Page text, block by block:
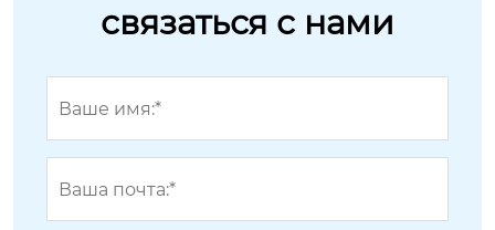
связаться с нами